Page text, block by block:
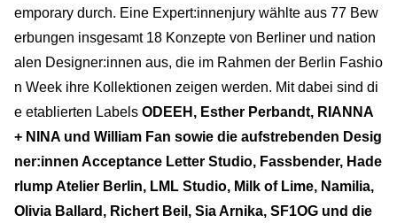
emporary durch. Eine Expert:innenjury wählte aus 77 Bew
erbungen insgesamt 18 Konzepte von Berliner und nation
alen Designer:innen aus, die im Rahmen der Berlin Fashio
n Week ihre Kollektionen zeigen werden. Mit dabei sind di
e etablierten Labels ODEEH, Esther Perbandt, RIANNA
+ NINA und William Fan sowie die aufstrebenden Desig
ner:innen Acceptance Letter Studio, Fassbender, Hade
rlump Atelier Berlin, LML Studio, Milk of Lime, Namilia,
Olivia Ballard, Richert Beil, Sia Arnika, SF1OG und die